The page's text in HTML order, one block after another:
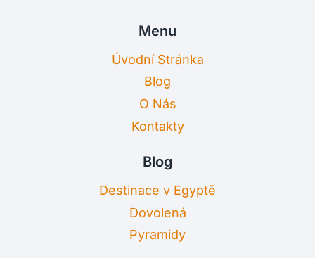
Menu
Úvodní Stránka
Blog
O Nás
Kontakty
Blog
Destinace v Egyptě
Dovolená
Pyramidy